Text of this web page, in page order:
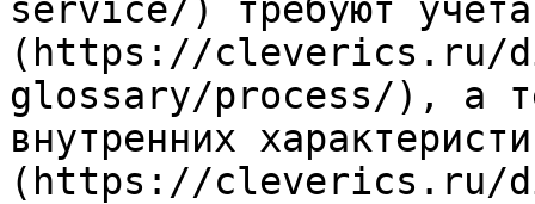
service/) требуют
(https://cleverics.ru/
glossary/process/), а
внутренних
(https://cleverics.ru/